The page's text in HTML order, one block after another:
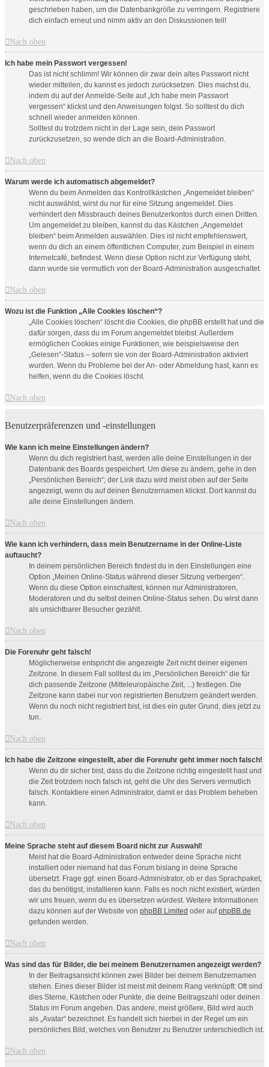
geschrieben haben, um die Datenbankgröße zu verringern. Registriere
dich einfach erneut und nimm aktiv an den Diskussionen teil!
Nach oben
Ich habe mein Passwort vergessen!
Das ist nicht schlimm! Wir können dir zwar dein altes Passwort nicht
wieder mitteilen, du kannst es jedoch zurücksetzen. Dies machst du,
indem du auf der Anmelde-Seite auf „Ich habe mein Passwort
vergessen“ klickst und den Anweisungen folgst. So solltest du dich
schnell wieder anmelden können.
Solltest du trotzdem nicht in der Lage sein, dein Passwort
zurückzusetzen, so wende dich an die Board-Administration.
Nach oben
Warum werde ich automatisch abgemeldet?
Wenn du beim Anmelden das Kontrollkästchen „Angemeldet bleiben“
nicht auswählst, wirst du nur für eine Sitzung angemeldet. Dies
verhindert den Missbrauch deines Benutzerkontos durch einen Dritten.
Um angemeldet zu bleiben, kannst du das Kästchen „Angemeldet
bleiben“ beim Anmelden auswählen. Dies ist nicht empfehlenswert,
wenn du dich an einem öffentlichen Computer, zum Beispiel in einem
Internetcafé, befindest. Wenn diese Option nicht zur Verfügung steht,
dann wurde sie vermutlich von der Board-Administration ausgeschaltet.
Nach oben
Wozu ist die Funktion „Alle Cookies löschen“?
„Alle Cookies löschen“ löscht die Cookies, die phpBB erstellt hat und die
dafür sorgen, dass du im Forum angemeldet bleibst. Außerdem
ermöglichen Cookies einige Funktionen, wie beispielsweise den
„Gelesen“-Status – sofern sie von der Board-Administration aktiviert
wurden. Wenn du Probleme bei der An- oder Abmeldung hast, kann es
helfen, wenn du die Cookies löscht.
Nach oben
Benutzerpräferenzen und -einstellungen
Wie kann ich meine Einstellungen ändern?
Wenn du dich registriert hast, werden alle deine Einstellungen in der
Datenbank des Boards gespeichert. Um diese zu ändern, gehe in den
„Persönlichen Bereich“; der Link dazu wird meist oben auf der Seite
angezeigt, wenn du auf deinen Benutzernamen klickst. Dort kannst du
alle deine Einstellungen ändern.
Nach oben
Wie kann ich verhindern, dass mein Benutzername in der Online-Liste
auftaucht?
In deinem persönlichen Bereich findest du in den Einstellungen eine
Option „Meinen Online-Status während dieser Sitzung verbergen“.
Wenn du diese Option einschaltest, können nur Administratoren,
Moderatoren und du selbst deinen Online-Status sehen. Du wirst dann
als unsichtbarer Besucher gezählt.
Nach oben
Die Forenuhr geht falsch!
Möglicherweise entspricht die angezeigte Zeit nicht deiner eigenen
Zeitzone. In diesem Fall solltest du im „Persönlichen Bereich“ die für
dich passende Zeitzone (Mitteleuropäische Zeit, ...) festlegen. Die
Zeitzone kann dabei nur von registrierten Benutzern geändert werden.
Wenn du noch nicht registriert bist, ist dies ein guter Grund, dies jetzt zu
tun.
Nach oben
Ich habe die Zeitzone eingestellt, aber die Forenuhr geht immer noch falsch!
Wenn du dir sicher bist, dass du die Zeitzone richtig eingestellt hast und
die Zeit trotzdem noch falsch ist, geht die Uhr des Servers vermutlich
falsch. Kontaktiere einen Administrator, damit er das Problem beheben
kann.
Nach oben
Meine Sprache steht auf diesem Board nicht zur Auswahl!
Meist hat die Board-Administration entweder deine Sprache nicht
installiert oder niemand hat das Forum bislang in deine Sprache
übersetzt. Frage ggf. einen Board-Administrator, ob er das Sprachpaket,
das du benötigst, installieren kann. Falls es noch nicht existiert, würden
wir uns freuen, wenn du es übersetzen würdest. Weitere Informationen
dazu können auf der Website von phpBB Limited oder aufphpBB.de
gefunden werden.
Nach oben
Was sind das für Bilder, die bei meinem Benutzernamen angezeigt werden?
In der Beitragsansicht können zwei Bilder bei deinem Benutzernamen
stehen. Eines dieser Bilder ist meist mit deinem Rang verknüpft: Oft sind
dies Sterne, Kästchen oder Punkte, die deine Beitragszahl oder deinen
Status im Forum angeben. Das andere, meist größere, Bild wird auch
als „Avatar“ bezeichnet. Es handelt sich hierbei in der Regel um ein
persönliches Bild, welches von Benutzer zu Benutzer unterschiedlich ist.
Nach oben